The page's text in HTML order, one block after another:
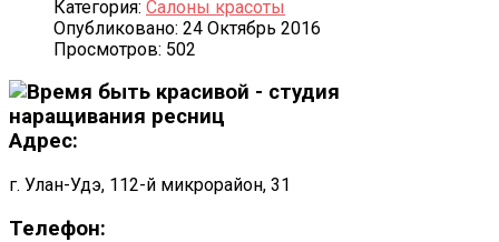
Категория: Салоны красоты
Опубликовано: 24 Октябрь 2016
Просмотров: 502
Адрес:
г. Улан-Удэ, 112-й микрорайон, 31
Телефон: